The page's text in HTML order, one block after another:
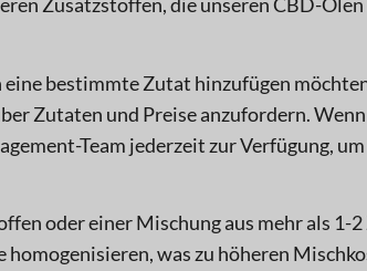
bestimmte Zutat hinzufügen
Zutaten und Preise anzufordern.
Team jederzeit zur Verfügung,
oder einer Mischung aus mehr als 1-
was zu höheren